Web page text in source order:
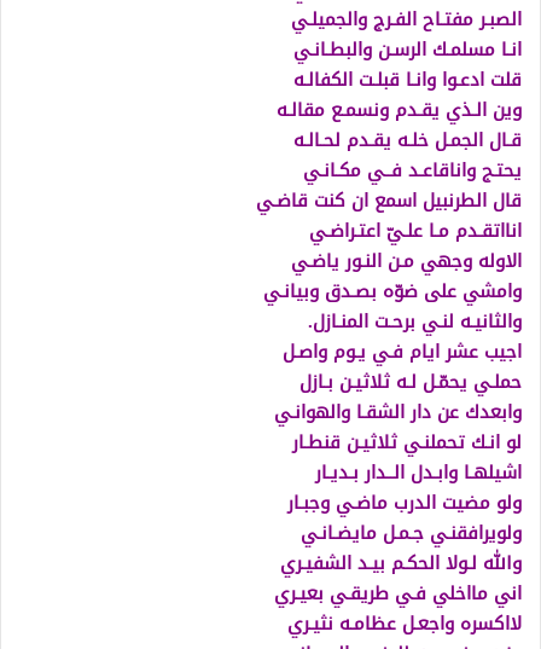
الصبـر مفتـاح الفـرج والجميلـي
انـا مسلمـك الرسـن والبطـانـي
قلت ادعـوا وانـا قبلـت الكفالـه
وين الـذي يقـدم ونسمـع مقالـه
قـال الجمـل خلـه يقـدم لحـالـه
يحتـج واناقاعـد فــي مكـانـي
قال الطرنبيل اسمع ان كنت قاضـي
انااتقـدم مـا علـيّ اعتـراضـي
الاوله وجهي مـن النـور ياضـي
وامشي على ضوّه بصـدق وبيانـي
والثانيـه لنـي برحـت المنـازل.
اجيب عشر ايام فـي يـوم واصـل
حملـي يحمّـل لـه ثلاثيـن بـازل
وابعدك عن دار الشقـا والهوانـي
لو انـك تحملنـي ثلاثيـن قنطـار
اشيلهـا وابـدل الــدار بـديـار
ولو مضيت الدرب ماضـي وجبـار
ولويرافقنـي جـمـل مايضـانـي
والله لـولا الحكـم بيـد الشفيـري
اني مااخلي فـي طريقـي بعيـري
لااكسره واجعـل عظامـه نثيـري